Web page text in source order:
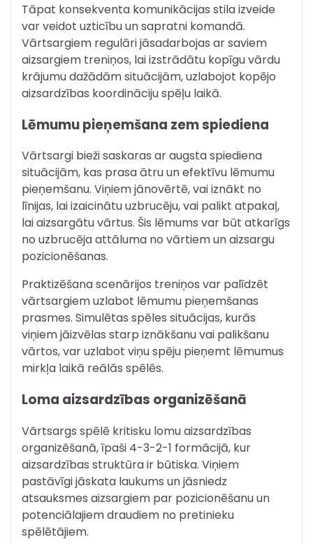
Tāpat konsekventa komunikācijas stila izveide
var veidot uzticību un sapratni komandā.
Vārtsargiem regulāri jāsadarbojas ar saviem
aizsargiem treniņos, lai izstrādātu kopīgu vārdu
krājumu dažādām situācijām, uzlabojot kopējo
aizsardzības koordināciju spēļu laikā.
Lēmumu pieņemšana zem spiediena
Vārtsargi bieži saskaras ar augsta spiediena
situācijām, kas prasa ātru un efektīvu lēmumu
pieņemšanu. Viņiem jānovērtē, vai iznākt no
līnijas, lai izaicinātu uzbrucēju, vai palikt atpakaļ,
lai aizsargātu vārtus. Šis lēmums var būt atkarīgs
no uzbrucēja attāluma no vārtiem un aizsargu
pozicionēšanas.
Praktizēšana scenārijos treniņos var palīdzēt
vārtsargiem uzlabot lēmumu pieņemšanas
prasmes. Simulētas spēles situācijas, kurās
viņiem jāizvēlas starp iznākšanu vai palikšanu
vārtos, var uzlabot viņu spēju pieņemt lēmumus
mirkļa laikā reālās spēlēs.
Loma aizsardzības organizēšanā
Vārtsargs spēlē kritisku lomu aizsardzības
organizēšanā, īpaši 4-3-2-1 formācijā, kur
aizsardzības struktūra ir būtiska. Viņiem
pastāvīgi jāskata laukums un jāsniedz
atsauksmes aizsargiem par pozicionēšanu un
potenciālajiem draudiem no pretinieku
spēlētājiem.